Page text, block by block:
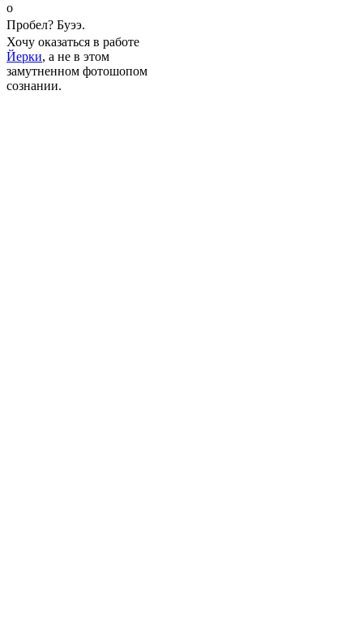
о
Пробел? Буээ.
Хочу оказаться в работе
Йерки, а не в этом
замутненном фотошопом
сознании.